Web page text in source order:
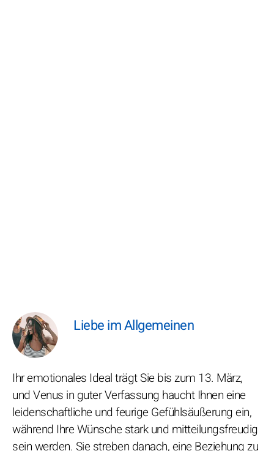
Liebe im Allgemeinen
Ihr emotionales Ideal trägt Sie bis zum 13. März,
und Venus in guter Verfassung haucht Ihnen eine
leidenschaftliche und feurige Gefühlsäußerung ein,
während Ihre Wünsche stark und mitteilungsfreudig
sein werden. Sie streben danach, eine Beziehung zu